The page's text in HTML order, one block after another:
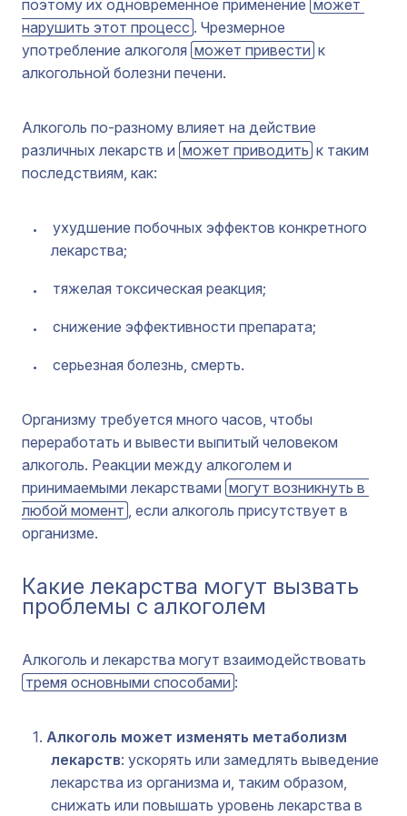
поэтому их одновременное применение может
нарушить этот процесс . Чрезмерное
употребление алкоголя может привести к
алкогольной болезни печени.
Алкоголь по-разному влияет на действие
различных лекарств и может приводить к таким
последствиям, как:
ухудшение побочных эффектов конкретного
лекарства;
тяжелая токсическая реакция;
снижение эффективности препарата;
серьезная болезнь, смерть.
Организму требуется много часов, чтобы
переработать и вывести выпитый человеком
алкоголь. Реакции между алкоголем и
принимаемыми лекарствами могут возникнуть в
любой момент , если алкоголь присутствует в
организме.
Какие лекарства могут вызвать
проблемы с алкоголем
Алкоголь и лекарства могут взаимодействовать
тремя основными способами :
Алкоголь может изменять метаболизм
лекарств: ускорять или замедлять выведение
лекарства из организма и, таким образом,
снижать или повышать уровень лекарства в